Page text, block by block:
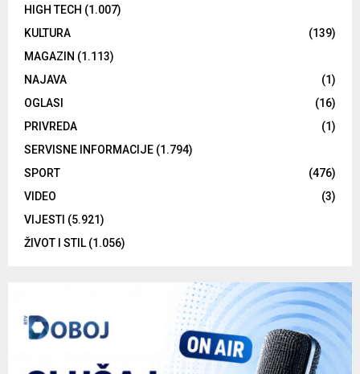
HIGH TECH (1.007)
KULTURA
(139)
MAGAZIN (1.113)
NAJAVA
(1)
OGLASI
(16)
PRIVREDA
(1)
SERVISNE INFORMACIJE (1.794)
SPORT
(476)
VIDEO
(3)
VIJESTI (5.921)
ŽIVOT I STIL(1.056)